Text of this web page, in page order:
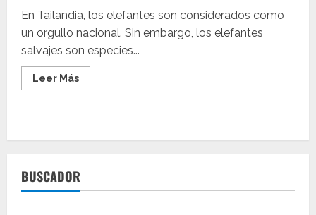
En Tailandia, los elefantes son considerados como
un orgullo nacional. Sin embargo, los elefantes
salvajes son especies...
Leer MásLeer
más
elefantes
BUSCADOR